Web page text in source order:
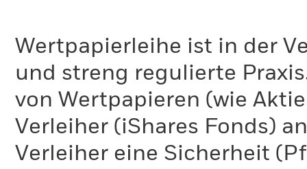
Wertpapierleihe ist in der
und streng regulierte
von Wertpapieren (wie
Verleiher (iShares Fonds)
Verleiher eine Sicherheit